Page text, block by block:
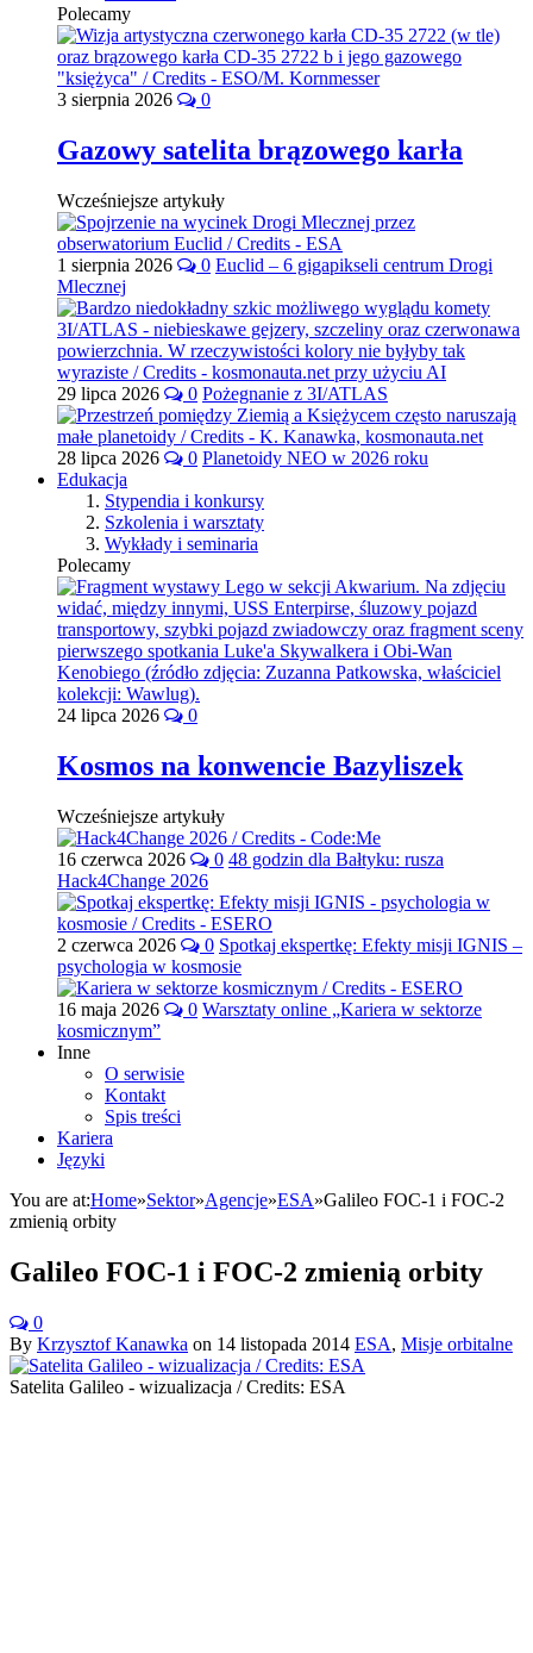
Polecamy
3 sierpnia 2026 0
Gazowy satelita brązowego karła
Wcześniejsze artykuły
1 sierpnia 2026 0 Euclid – 6 gigapikseli centrum Drogi
Mlecznej
29 lipca 2026 0 Pożegnanie z 3I/ATLAS
28 lipca 2026 0 Planetoidy NEO w 2026 roku
Edukacja
Stypendia i konkursy
Szkolenia i warsztaty
Wykłady i seminaria
Polecamy
24 lipca 2026 0
Kosmos na konwencie Bazyliszek
Wcześniejsze artykuły
16 czerwca 2026 0 48 godzin dla Bałtyku: rusza
Hack4Change 2026
2 czerwca 2026 0 Spotkaj ekspertkę: Efekty misji IGNIS –
psychologia w kosmosie
16 maja 2026 0 Warsztaty online „Kariera w sektorze
kosmicznym”
Inne
O serwisie
Kontakt
Spis treści
Kariera
Języki
You are at:Home»Sektor»Agencje»ESA»Galileo FOC-1 i FOC-2
zmienią orbity
Galileo FOC-1 i FOC-2 zmienią orbity
0
By Krzysztof Kanawka on 14 listopada 2014 ESA, Misje orbitalne
Satelita Galileo - wizualizacja / Credits: ESA